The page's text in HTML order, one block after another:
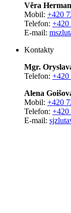
Věra
Mobil: +420
Telefon: +420
E-mail:
Kontakty
Mgr.
Telefon: +420
Alena
Mobil: +420
Telefon: +420
E-mail: